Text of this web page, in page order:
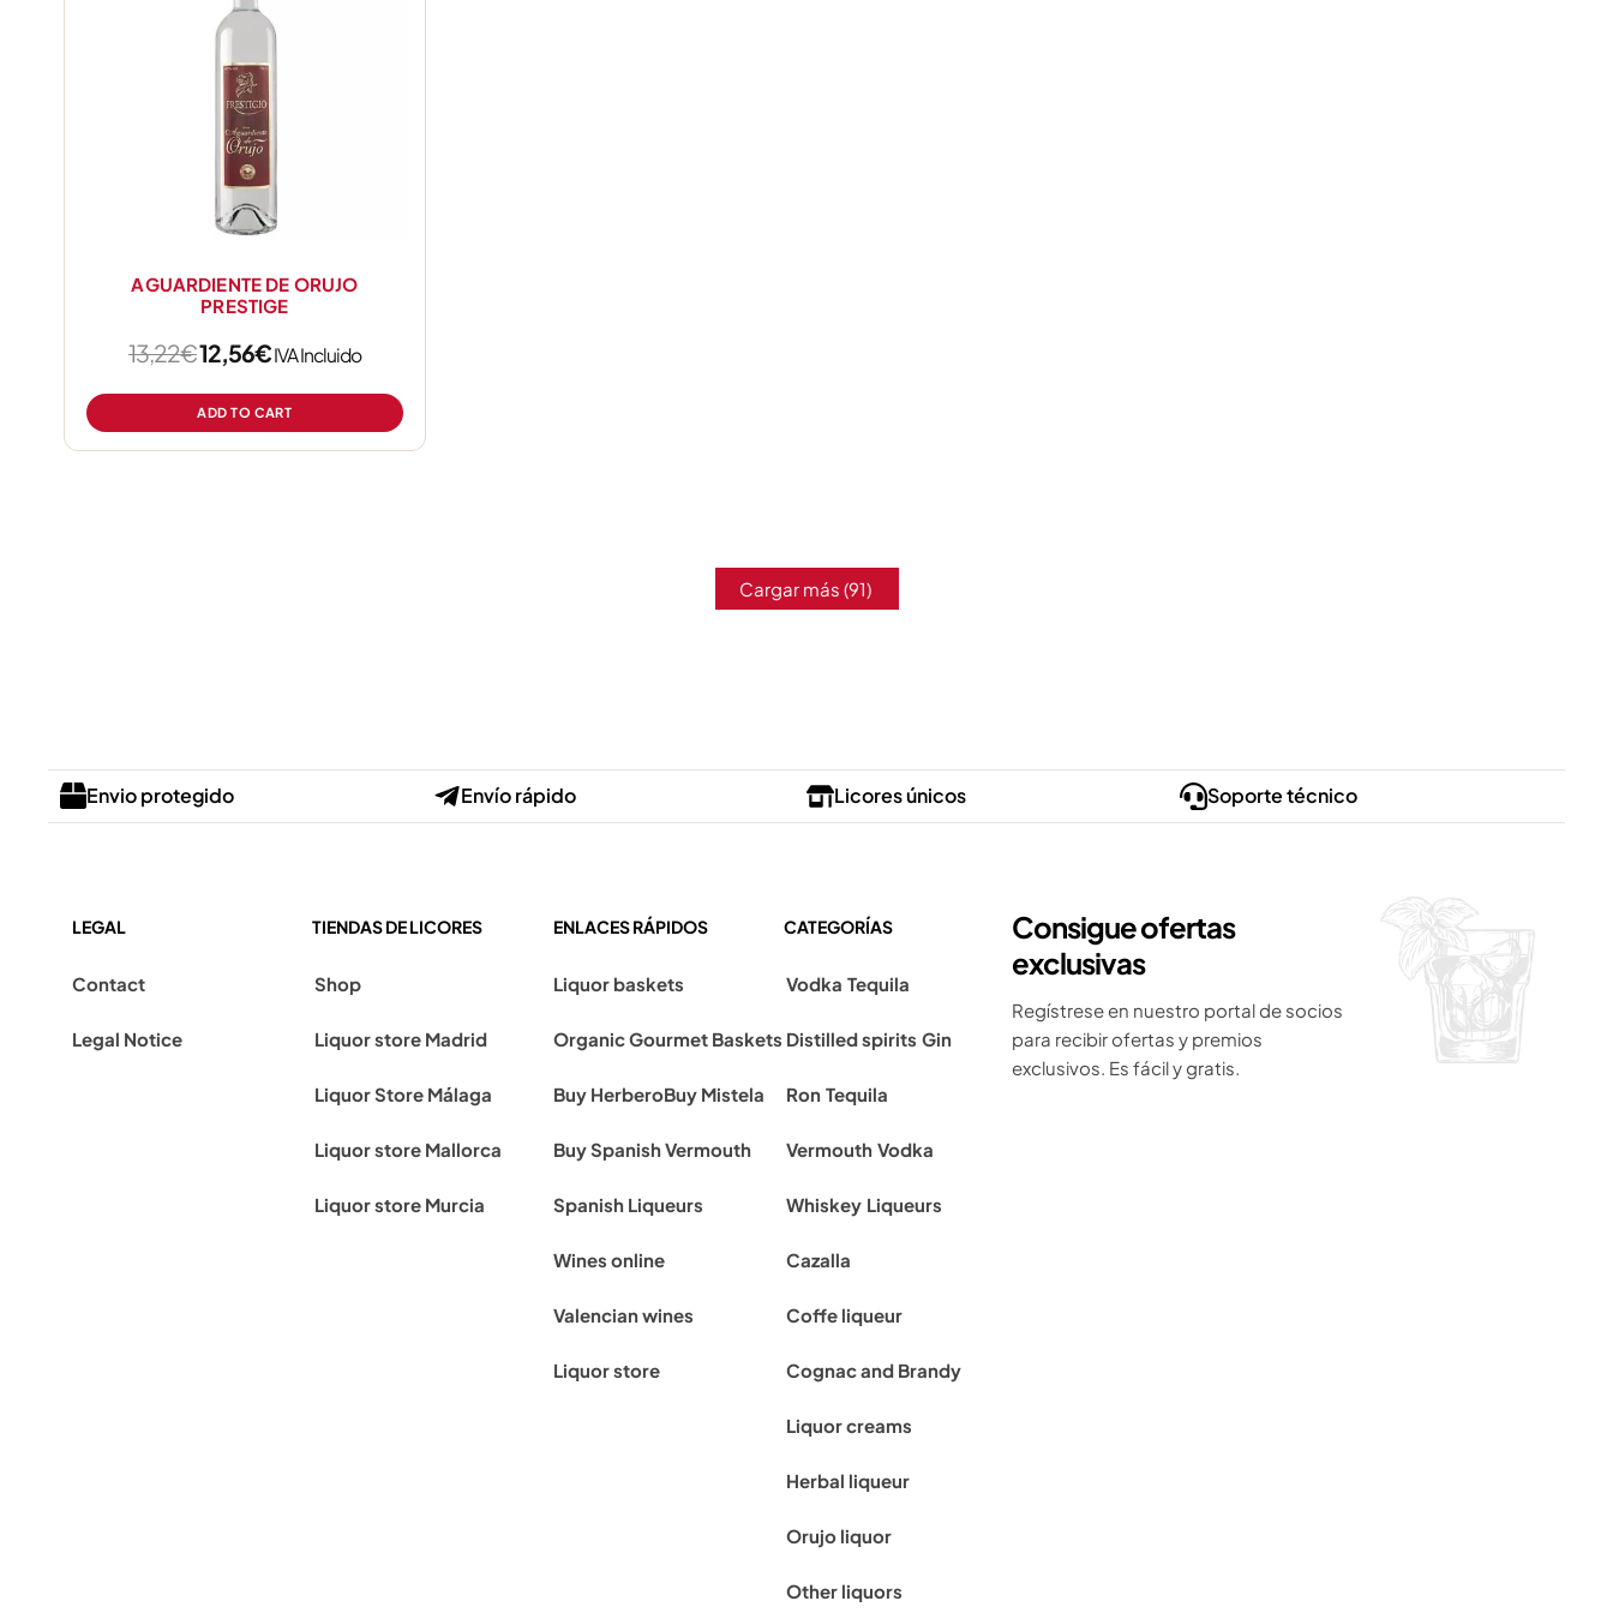
AGUARDIENTE DE ORUJO
PRESTIGE
13,22€12,56€IVA Incluido
ADD TO CART
Cargar más (91)
Envio protegido Envío rápido Licores únicos Soporte técnico
LEGAL
Contact
Legal Notice
TIENDAS DE LICORES
Shop
Liquor store Madrid
Liquor Store Málaga
Liquor store Mallorca
Liquor store Murcia
ENLACES RÁPIDOS
Liquor baskets
Organic Gourmet Baskets
Buy HerberoBuy Mistela
Buy Spanish Vermouth
Spanish Liqueurs
Wines online
Valencian wines
Liquor store
CATEGORÍAS
Vodka Tequila
Distilled spirits Gin
Ron Tequila
Vermouth Vodka
Whiskey Liqueurs
Cazalla
Coffe liqueur
Cognac and Brandy
Liquor creams
Herbal liqueur
Orujo liquor
Other liquors
Consigue ofertas
exclusivas
Regístrese en nuestro portal de socios
para recibir ofertas y premios
exclusivos. Es fácil y gratis.